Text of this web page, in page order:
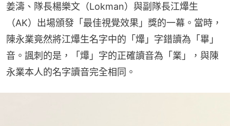
姜濤、隊長楊樂文（Lokman）與副隊長江𤒹生
（AK）出場頒發「最佳視覺效果」獎的一幕。當時，
陳永業竟然將江𤒹生名字中的「𤒹」字錯讀為「畢」
音。諷刺的是，「𤒹」字的正確讀音為「業」，與陳
永業本人的名字讀音完全相同。